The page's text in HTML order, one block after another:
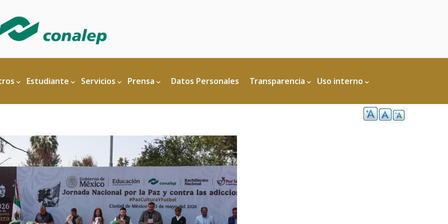
Estudiante Servicios Prensa Datos Personales Transparencia Uso interno